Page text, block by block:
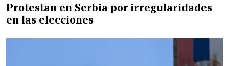
Protestan en Serbia por irregularidades
en las elecciones